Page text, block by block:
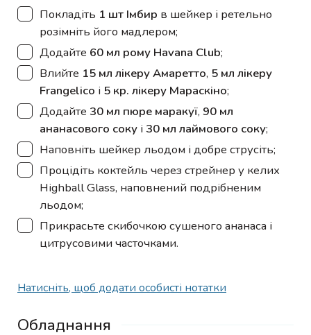
▢
Покладіть 1 шт Імбир в шейкер і ретельно
розімніть його мадлером;
▢
Додайте 60 мл рому Havana Club;
▢
Влийте 15 мл лікеру Амаретто, 5 мл лікеру
Frangelico і 5 кр. лікеру Мараскіно;
▢
Додайте 30 мл пюре маракуї, 90 мл
ананасового соку і 30 мл лаймового соку;
▢
Наповніть шейкер льодом і добре струсіть;
▢
Процідіть коктейль через стрейнер у келих
Highball Glass, наповнений подрібненим
льодом;
▢
Прикрасьте скибочкою сушеного ананаса і
цитрусовими часточками.
Натисніть, щоб додати особисті нотатки
Обладнання